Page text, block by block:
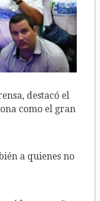
destacó el
como el gran
a quienes no